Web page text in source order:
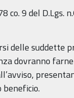
co. 9 del D.Lgs.
delle suddette
dovranno
beneficio.